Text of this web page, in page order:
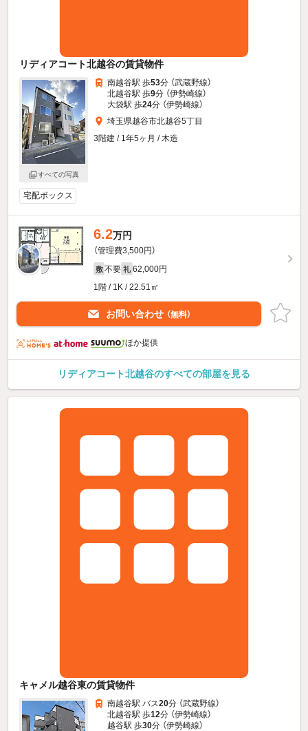
リディアコート北越谷の賃貸物件
すべての写真
南越谷駅 歩53分 （武蔵野線）
北越谷駅 歩9分 （伊勢崎線）
大袋駅 歩24分 （伊勢崎線）
埼玉県越谷市北越谷5丁目
3階建 / 1年5ヶ月 / 木造
宅配ボックス
6.2万円
（管理費3,500円）
敷 不要 礼 62,000円
1階 / 1K / 22.51㎡
お問い合わせ （無料）
ほか提供
リディアコート北越谷のすべての部屋を見る
キャメル越谷東の賃貸物件
南越谷駅 バス20分 （武蔵野線）
北越谷駅 歩12分 （伊勢崎線）
越谷駅 歩30分 （伊勢崎線）